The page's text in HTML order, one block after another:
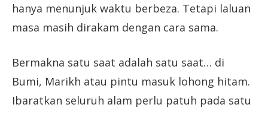
hanya menunjuk waktu berbeza. Tetapi laluan
masa masih dirakam dengan cara sama.
Bermakna satu saat adalah satu saat… di
Bumi, Marikh atau pintu masuk lohong hitam.
Ibaratkan seluruh alam perlu patuh pada satu